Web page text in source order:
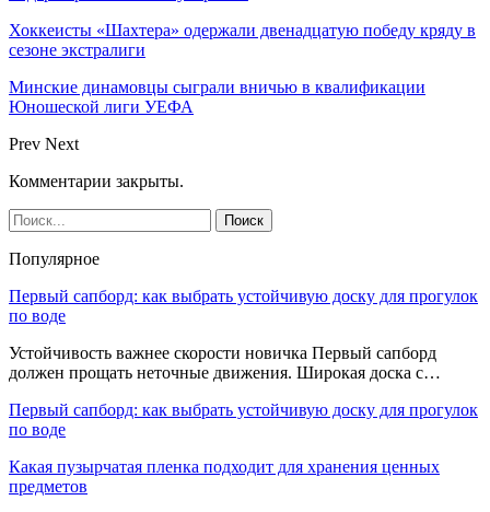
Хоккеисты «Шахтера» одержали двенадцатую победу кряду в
сезоне экстралиги
Минские динамовцы сыграли вничью в квалификации
Юношеской лиги УЕФА
Prev Next
Комментарии закрыты.
Популярное
Первый сапборд: как выбрать устойчивую доску для прогулок
по воде
Устойчивость важнее скорости новичка Первый сапборд
должен прощать неточные движения. Широкая доска с…
Первый сапборд: как выбрать устойчивую доску для прогулок
по воде
Какая пузырчатая пленка подходит для хранения ценных
предметов